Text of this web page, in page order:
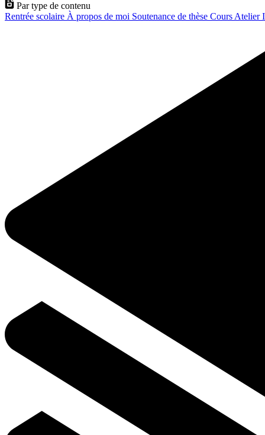
Par type de contenu
Rentrée scolaire À propos de moi Soutenance de thèse Cours Atelier